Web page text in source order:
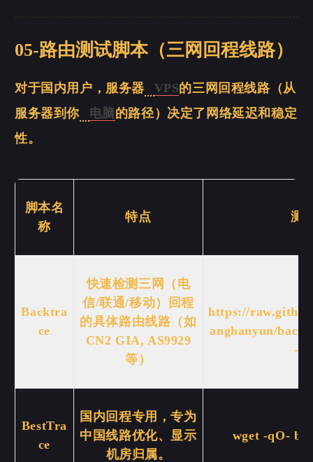
05-路由测试脚本（三网回程线路）
对于国内用户，服务器 VPS的三网回程线路（从
服务器到你
电脑的路径）决定了网络延迟和稳定
性。
脚本名
称
特点 测
Backtra
ce
快速检测三网（电
信/联通/移动）回程
的具体路由线路（如
CN2 GIA, AS9929
等）
https://
anghanyun/
-
BestTra
ce
国内回程专用，专为
中国线路优化、显示
机房归属。
wget -qO-